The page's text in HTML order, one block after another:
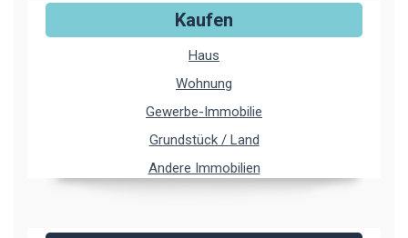
Kaufen
Haus
Wohnung
Gewerbe-Immobilie
Grundstück / Land
Andere Immobilien